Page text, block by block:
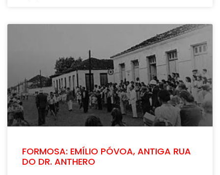
FORMOSA: EMÍLIO PÓVOA, ANTIGA RUA
DO DR. ANTHERO